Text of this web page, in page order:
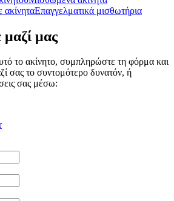
ακίνηταΕπαγγελματικά μισθωτήρια
μαζί μας
το ακίνητο, συμπληρώστε τη φόρμα και
σας το συντομότερο δυνατόν, ή
σας μέσω: